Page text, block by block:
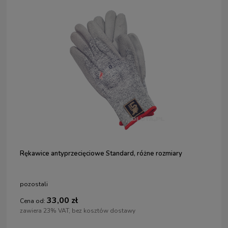
Rękawice antyprzecięciowe Standard, różne rozmiary
pozostali
Cena od: 33,00 zł
zawiera 23% VAT, bez kosztów dostawy